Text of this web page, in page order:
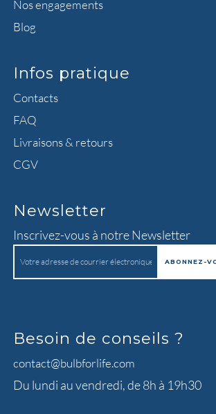
Nos engagements
Blog
Infos pratique
Contacts
FAQ
Livraisons & retours
CGV
Newsletter
Inscrivez-vous à notre Newsletter
Besoin de conseils ?
contact@bulbforlife.com
Du lundi au vendredi, de 8h à 19h30